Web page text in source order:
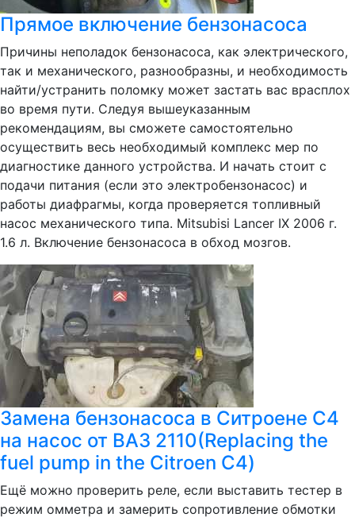
Прямое включение бензонасоса
Причины неполадок бензонасоса, как электрического,
так и механического, разнообразны, и необходимость
найти/устранить поломку может застать вас врасплох
во время пути. Следуя вышеуказанным
рекомендациям, вы сможете самостоятельно
осуществить весь необходимый комплекс мер по
диагностике данного устройства. И начать стоит с
подачи питания (если это электробензонасос) и
работы диафрагмы, когда проверяется топливный
насос механического типа. Mitsubisi Lancer IX 2006 г.
1.6 л. Включение бензонасоса в обход мозгов.
Замена бензонасоса в Ситроене С4
на насос от ВАЗ 2110(Replacing the
fuel pump in the Citroen C4)
Ещё можно проверить реле, если выставить тестер в
режим омметра и замерить сопротивление обмотки